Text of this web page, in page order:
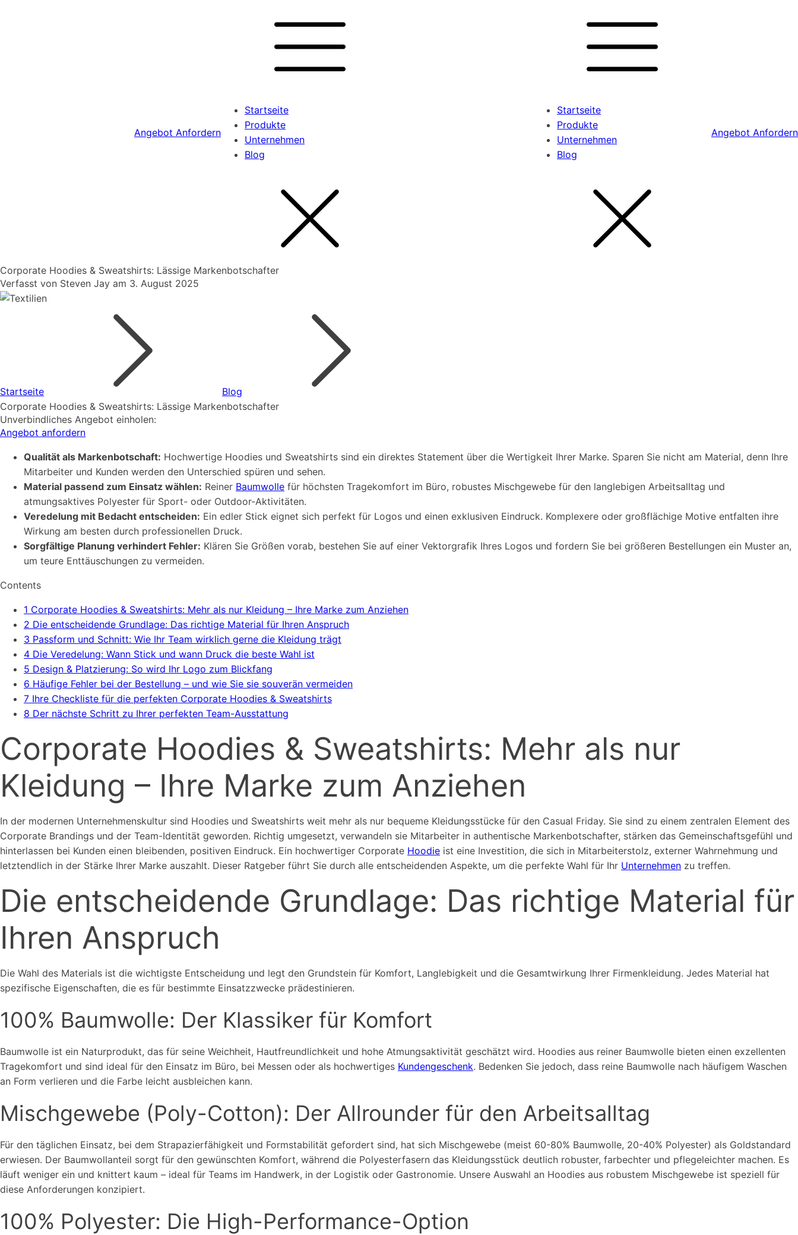
Angebot Anfordern
Startseite
Produkte
Unternehmen
Blog
Startseite
Produkte
Unternehmen
Blog
Angebot Anfordern
Corporate Hoodies & Sweatshirts: Lässige Markenbotschafter
Verfasst von Steven Jay am 3. August 2025
Startseite
Blog
Corporate Hoodies & Sweatshirts: Lässige Markenbotschafter
Unverbindliches Angebot einholen:
Angebot anfordern
Qualität als Markenbotschaft: Hochwertige Hoodies und Sweatshirts sind ein direktes Statement über die Wertigkeit Ihrer Marke. Sparen Sie nicht am Material, denn Ihre
Mitarbeiter und Kunden werden den Unterschied spüren und sehen.
Material passend zum Einsatz wählen: Reiner Baumwolle für höchsten Tragekomfort im Büro, robustes Mischgewebe für den langlebigen Arbeitsalltag und
atmungsaktives Polyester für Sport- oder Outdoor-Aktivitäten.
Veredelung mit Bedacht entscheiden: Ein edler Stick eignet sich perfekt für Logos und einen exklusiven Eindruck. Komplexere oder großflächige Motive entfalten ihre
Wirkung am besten durch professionellen Druck.
Sorgfältige Planung verhindert Fehler: Klären Sie Größen vorab, bestehen Sie auf einer Vektorgrafik Ihres Logos und fordern Sie bei größeren Bestellungen ein Muster an,
um teure Enttäuschungen zu vermeiden.
Contents
1 Corporate Hoodies & Sweatshirts: Mehr als nur Kleidung – Ihre Marke zum Anziehen
2 Die entscheidende Grundlage: Das richtige Material für Ihren Anspruch
3 Passform und Schnitt: Wie Ihr Team wirklich gerne die Kleidung trägt
4 Die Veredelung: Wann Stick und wann Druck die beste Wahl ist
5 Design & Platzierung: So wird Ihr Logo zum Blickfang
6 Häufige Fehler bei der Bestellung – und wie Sie sie souverän vermeiden
7 Ihre Checkliste für die perfekten Corporate Hoodies & Sweatshirts
8 Der nächste Schritt zu Ihrer perfekten Team-Ausstattung
Corporate Hoodies & Sweatshirts: Mehr als nur
Kleidung – Ihre Marke zum Anziehen
In der modernen Unternehmenskultur sind Hoodies und Sweatshirts weit mehr als nur bequeme Kleidungsstücke für den Casual Friday. Sie sind zu einem zentralen Element des
Corporate Brandings und der Team-Identität geworden. Richtig umgesetzt, verwandeln sie Mitarbeiter in authentische Markenbotschafter, stärken das Gemeinschaftsgefühl und
hinterlassen bei Kunden einen bleibenden, positiven Eindruck. Ein hochwertiger Corporate Hoodie ist eine Investition, die sich in Mitarbeiterstolz, externer Wahrnehmung und
letztendlich in der Stärke Ihrer Marke auszahlt. Dieser Ratgeber führt Sie durch alle entscheidenden Aspekte, um die perfekte Wahl für Ihr Unternehmen zu treffen.
Die entscheidende Grundlage: Das richtige Material für
Ihren Anspruch
Die Wahl des Materials ist die wichtigste Entscheidung und legt den Grundstein für Komfort, Langlebigkeit und die Gesamtwirkung Ihrer Firmenkleidung. Jedes Material hat
spezifische Eigenschaften, die es für bestimmte Einsatzzwecke prädestinieren.
100% Baumwolle: Der Klassiker für Komfort
Baumwolle ist ein Naturprodukt, das für seine Weichheit, Hautfreundlichkeit und hohe Atmungsaktivität geschätzt wird. Hoodies aus reiner Baumwolle bieten einen exzellenten
Tragekomfort und sind ideal für den Einsatz im Büro, bei Messen oder als hochwertiges Kundengeschenk. Bedenken Sie jedoch, dass reine Baumwolle nach häufigem Waschen
an Form verlieren und die Farbe leicht ausbleichen kann.
Mischgewebe (Poly-Cotton): Der Allrounder für den Arbeitsalltag
Für den täglichen Einsatz, bei dem Strapazierfähigkeit und Formstabilität gefordert sind, hat sich Mischgewebe (meist 60-80% Baumwolle, 20-40% Polyester) als Goldstandard
erwiesen. Der Baumwollanteil sorgt für den gewünschten Komfort, während die Polyesterfasern das Kleidungsstück deutlich robuster, farbechter und pflegeleichter machen. Es
läuft weniger ein und knittert kaum – ideal für Teams im Handwerk, in der Logistik oder Gastronomie. Unsere Auswahl an Hoodies aus robustem Mischgewebe ist speziell für
diese Anforderungen konzipiert.
100% Polyester: Die High-Performance-Option